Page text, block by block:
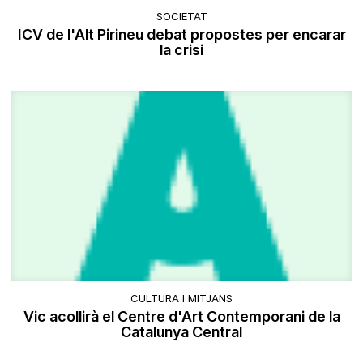
SOCIETAT
ICV de l'Alt Pirineu debat propostes per encarar
la crisi
CULTURA I MITJANS
Vic acollirà el Centre d'Art Contemporani de la
Catalunya Central